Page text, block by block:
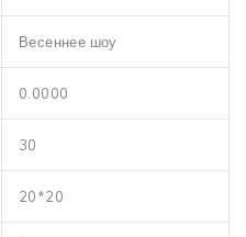
Весеннее шоу
0.0000
30
20*20